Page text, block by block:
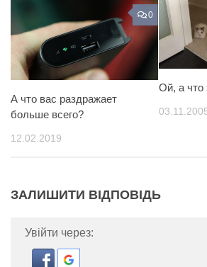
0
А что вас раздражает
больше всего?
12.02.2019
Ой, а что
ЗАЛИШИТИ ВІДПОВІДЬ
Увійти через: